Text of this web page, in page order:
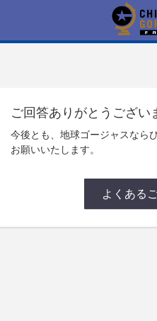
ご回答ありがとうござい
今後とも、地球ゴージャスなら
お願いいたします。
よくある